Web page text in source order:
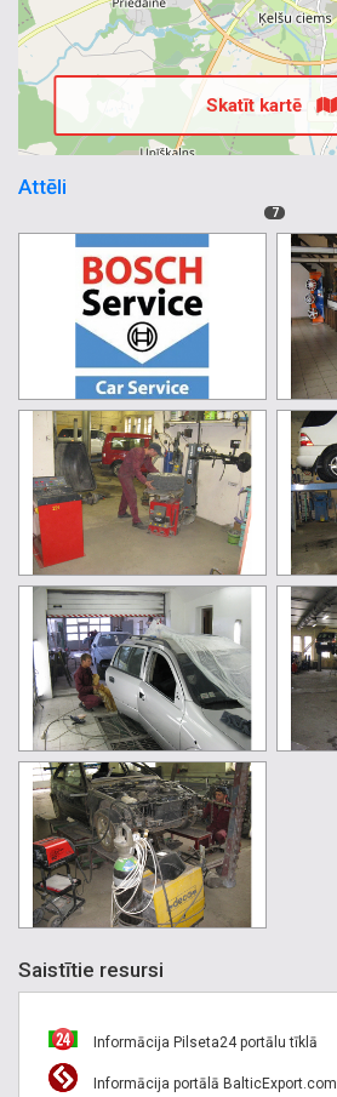
Skatīt kartē
Attēli
7
Saistītie resursi
Informācija Pilseta24 portālu tīklā
Informācija portālā BalticExport.com